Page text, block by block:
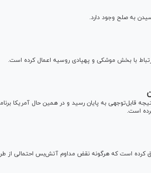
به صلح وجود دارد.
با بخش موشکی و پهپادی روسیه اعمال کرده است.
قابل‌توجهی به پایان رسید و در همین حال آمریکا
است.
کرده است که هرگونه نقض مداوم آتش‌بس احتمالی از